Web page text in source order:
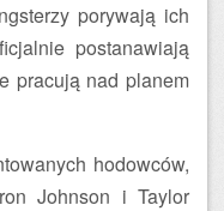
porywają ich
postanawiają
pracują nad planem
hodowców,
Johnson i Taylor